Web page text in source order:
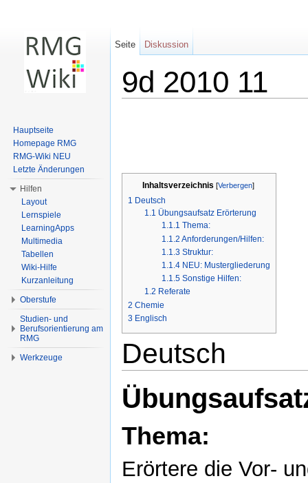
9d 2010 11
Inhaltsverzeichnis [Verbergen]
1 Deutsch
1.1 Übungsaufsatz Erörterung
1.1.1 Thema:
1.1.2 Anforderungen/Hilfen:
1.1.3 Struktur:
1.1.4 NEU: Mustergliederung
1.1.5 Sonstige Hilfen:
1.2 Referate
2 Chemie
3 Englisch
Deutsch
Thema:
Erörtere die Vor-
Seite Diskussion
Hauptseite
Homepage RMG
RMG-Wiki NEU
Letzte Änderungen
Hilfen
Layout
Lernspiele
LearningApps
Multimedia
Tabellen
Wiki-Hilfe
Kurzanleitung
Oberstufe
Studien- und
Berufsorientierung am
RMG
Werkzeuge